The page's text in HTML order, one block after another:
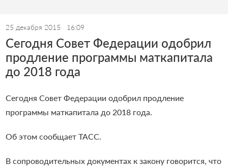
25 декабря 2015 16:09
Сегодня Совет Федерации одобрил
продление программы маткапитала
до 2018 года
Сегодня Совет Федерации одобрил продление
программы маткапитала до 2018 года.
Об этом сообщает ТАСС.
В сопроводительных документах к закону говорится, что